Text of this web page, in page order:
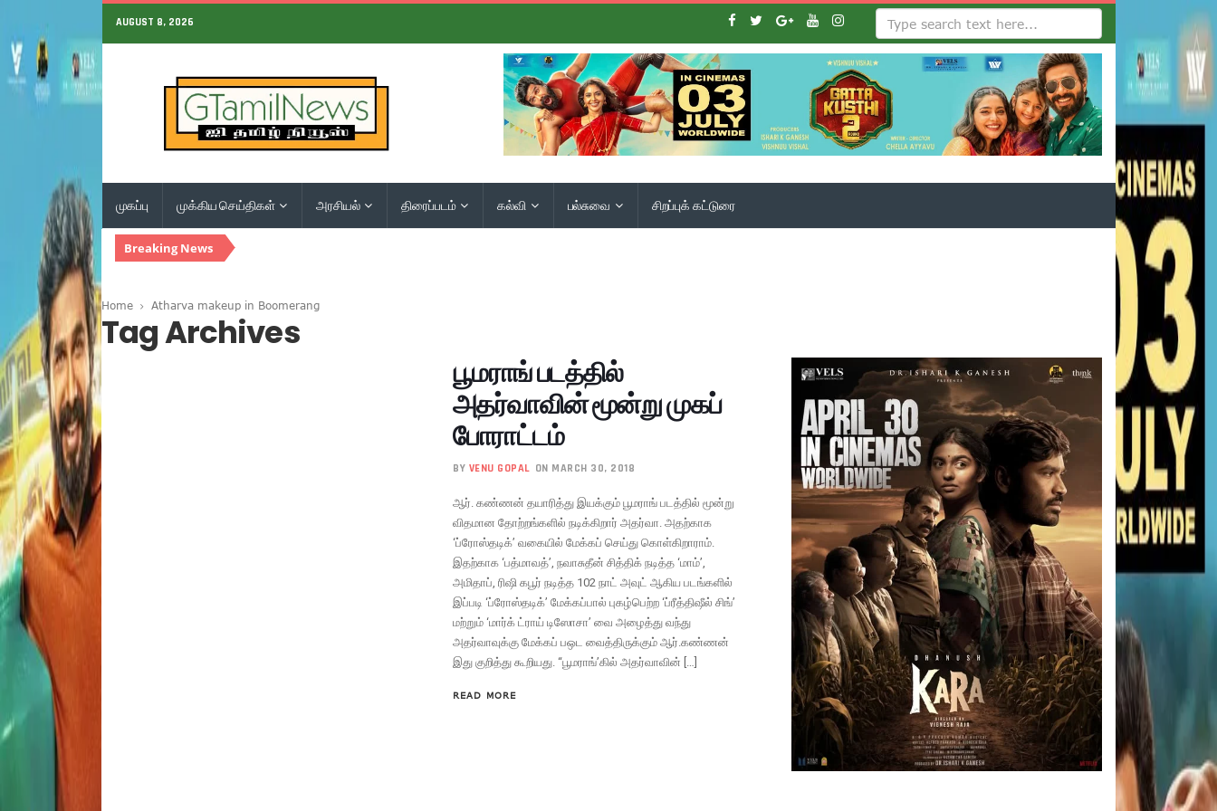
AUGUST 8, 2026
முகப்பு முக்கிய செய்திகள் அரசியல் திரைப்படம் கல்வி பல்சுவை சிறப்புக் கட்டுரை
Breaking News
Home Atharva makeup in Boomerang
Tag Archives
பூமராங் படத்தில்
அதர்வாவின் மூன்று முகப்
போராட்டம்
BY VENU GOPAL ON MARCH 30, 2018
ஆர். கண்ணன் தயாரித்து இயக்கும் பூமராங் படத்தில் மூன்று
விதமான தோற்றங்களில் நடிக்கிறார் அதர்வா. அதற்காக
‘ப்ரோஸ்தடிக்’ வகையில் மேக்கப் செய்து கொள்கிறாராம்.
இதற்காக ‘பத்மாவத்’, நவாசுதீன் சித்திக் நடித்த ‘மாம்’,
அமிதாப், ரிஷி கபூர் நடித்த 102 நாட் அவுட் ஆகிய படங்களில்
இப்படி ‘ப்ரோஸ்தடிக்’ மேக்கப்பால் புகழ்பெற்ற ‘ப்ரீத்திஷீல் சிங்’
மற்றும் ‘மார்க் ட்ராய் டிஸோசா’ வை அழைத்து வந்து
அதர்வாவுக்கு மேக்கப் பஒட வைத்திருக்கும் ஆர்.கண்ணன்
இது குறித்து கூறியது. “பூமராங்’கில் அதர்வாவின் […]
READ MORE